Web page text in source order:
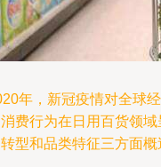
年，新冠疫情对全球
费行为在日用百货领
型和品类特征三方面概